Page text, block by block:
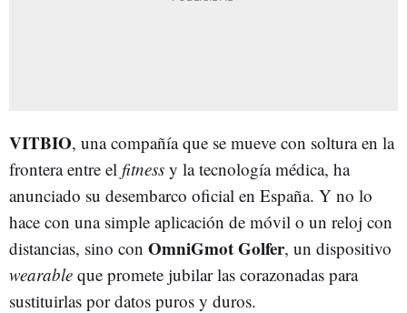
VITBIO, una compañía que se mueve con soltura en la
frontera entre el fitness y la tecnología médica, ha
anunciado su desembarco oficial en España. Y no lo
hace con una simple aplicación de móvil o un reloj con
distancias, sino con OmniGmot Golfer, un dispositivo
wearable que promete jubilar las corazonadas para
sustituirlas por datos puros y duros.